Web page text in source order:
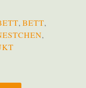
, BETT,
,